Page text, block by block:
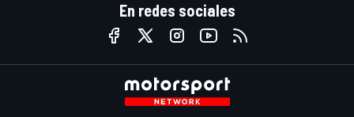
En redes sociales